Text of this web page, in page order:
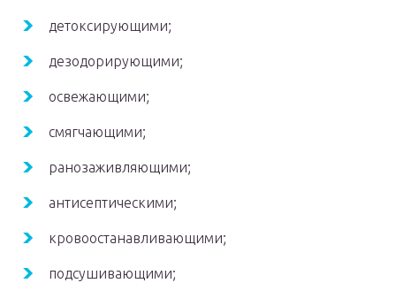
детоксирующими;
дезодорирующими;
освежающими;
смягчающими;
ранозаживляющими;
антисептическими;
кровоостанавливающими;
подсушивающими;